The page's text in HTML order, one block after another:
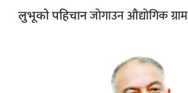
लुभूको पहिचानजोगाउन औद्योगिक ग्राम